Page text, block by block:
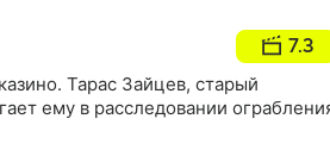
7.3
Тарас Зайцев, старый
ему в расследовании